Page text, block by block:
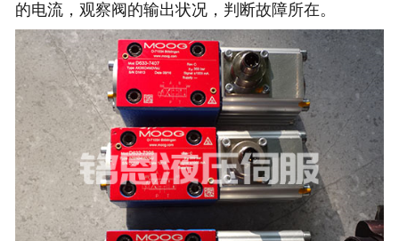
的电流，观察阀的输出状况，判断故障所在。